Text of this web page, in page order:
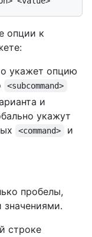
опции к
укажет опцию
<subcommand>
и
укажут
<command> и
пробелы,
строке